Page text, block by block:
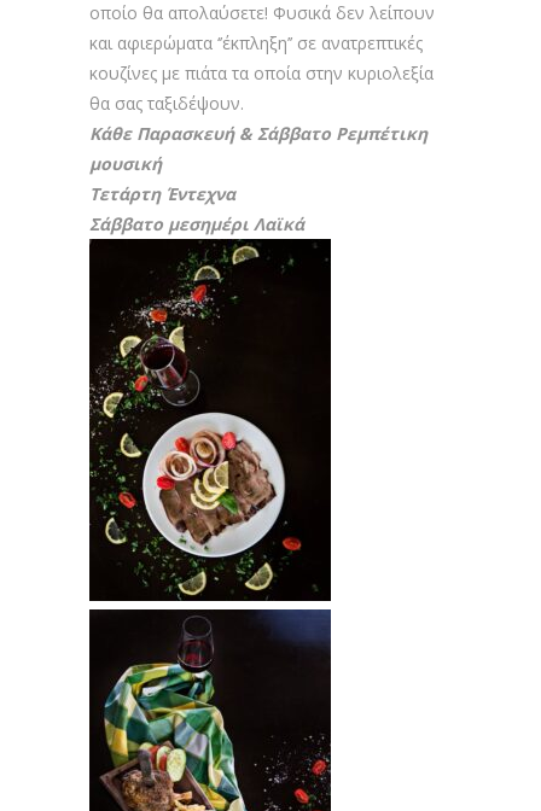
οποίο θα απολαύσετε! Φυσικά δεν λείπουν
και αφιερώματα ‘’έκπληξη’’ σε ανατρεπτικές
κουζίνες με πιάτα τα οποία στην κυριολεξία
θα σας ταξιδέψουν.
Κάθε Παρασκευή & Σάββατο Ρεμπέτικη
μουσική
Τετάρτη Έντεχνα
Σάββατο μεσημέρι Λαϊκά